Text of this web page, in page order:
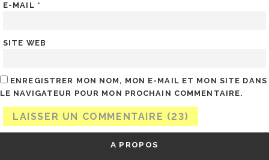
E-MAIL *
SITE WEB
ENREGISTRER MON NOM, MON E-MAIL ET MON SITE DANS
LE NAVIGATEUR POUR MON PROCHAIN COMMENTAIRE.
A PROPOS